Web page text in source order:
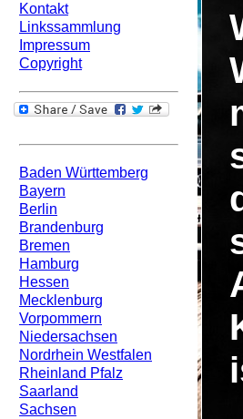
Kontakt
Linkssammlung
Impressum
Copyright
Baden Württemberg
Bayern
Berlin
Brandenburg
Bremen
Hamburg
Hessen
Mecklenburg
Vorpommern
Niedersachsen
Nordrhein Westfalen
Rheinland Pfalz
Saarland
Sachsen